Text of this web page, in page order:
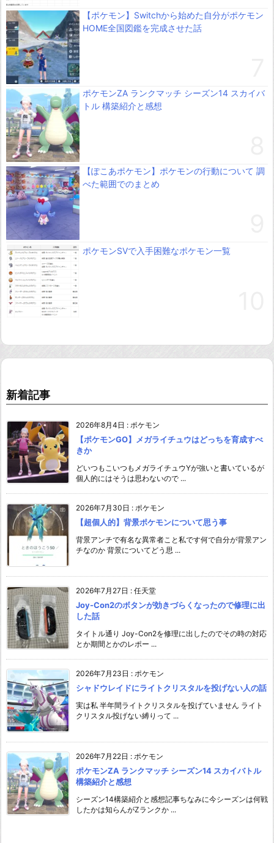
【ポケモン】Switchから始めた自分がポケモン
HOME全国図鑑を完成させた話
ポケモンZA ランクマッチ シーズン14 スカイバ
トル 構築紹介と感想
【ぽこあポケモン】ポケモンの行動について 調
べた範囲でのまとめ
ポケモンSVで入手困難なポケモン一覧
新着記事
2026年8月4日 : ポケモン
【ポケモンGO】メガライチュウはどっちを育成すべ
きか
どいつもこいつもメガライチュウYが強いと書いているが
個人的にはそうは思わないので ...
2026年7月30日 : ポケモン
【超個人的】背景ポケモンについて思う事
背景アンチで有名な異常者こと私です何で自分が背景アン
チなのか 背景についてどう思 ...
2026年7月27日 : 任天堂
Joy-Con2のボタンが効きづらくなったので修理に出
した話
タイトル通り Joy-Con2を修理に出したのでその時の対応
とか期間とかのレポー ...
2026年7月23日 : ポケモン
シャドウレイドにライトクリスタルを投げない人の話
実は私 半年間ライトクリスタルを投げていません ライト
クリスタル投げない縛りって ...
2026年7月22日 : ポケモン
ポケモンZA ランクマッチ シーズン14 スカイバトル
構築紹介と感想
シーズン14構築紹介と感想記事ちなみに今シーズンは何戦
したかは知らんがZランクか ...